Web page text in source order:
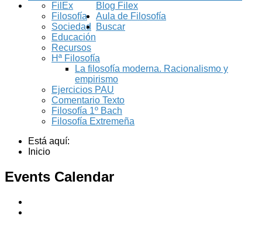
Blog Filex
FilEx
Filosofía
Sociedad
Educación
Recursos
Aula de Filosofía
Hª Filosofía
La filosofía moderna. Racionalismo y
empirismo
Ejercicios PAU
Comentario Texto
Filosofía 1º Bach
Filosofía Extremeña
Buscar
Está aquí:
Inicio
Events Calendar